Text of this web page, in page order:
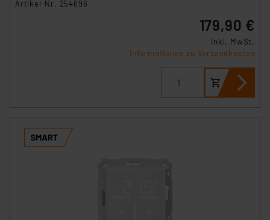
Artikel-Nr. 254696
179,90 €
inkl. MwSt.
Informationen zu Versandkosten